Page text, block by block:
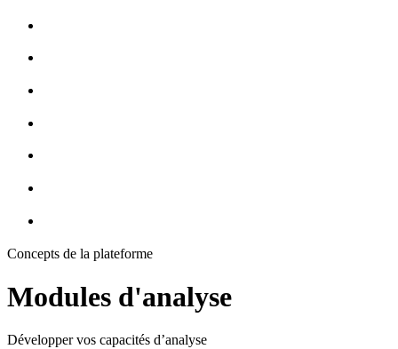
Concepts de la plateforme
Modules d'analyse
Développer vos capacités d’analyse